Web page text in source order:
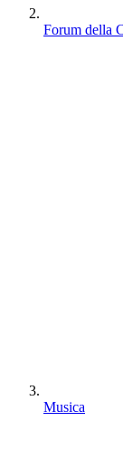
Forum della
Musica